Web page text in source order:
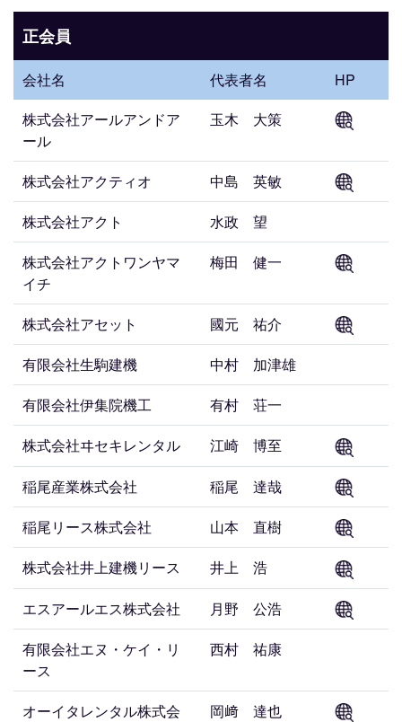
正会員
会社名 代表者名
HP
株式会社アールアンドア
ール
玉木 大策
株式会社アクティオ
中島 英敏
株式会社アクト
水政 望
株式会社アクトワンヤマ
イチ
梅田 健一
株式会社アセット
國元 祐介
有限会社生駒建機
中村 加津雄
有限会社伊集院機工
有村 荘一
株式会社ヰセキレンタル
江崎 博至
稲尾産業株式会社
稲尾 達哉
稲尾リース株式会社
山本 直樹
株式会社井上建機リース
井上 浩
エスアールエス株式会社
月野 公浩
有限会社エヌ・ケイ・リ
ース
西村 祐康
オーイタレンタル株式会
岡﨑 達也